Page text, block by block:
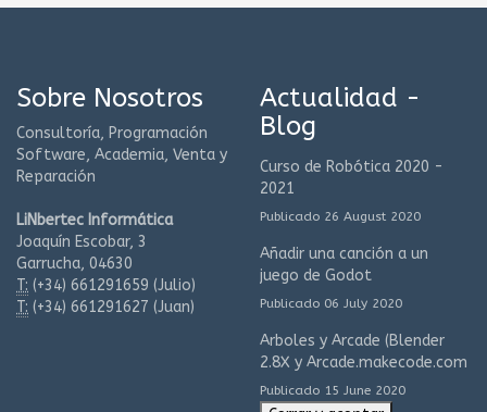
Sobre Nosotros
Consultoría, Programación
Software, Academia, Venta y
Reparación
LiNbertec Informática
Joaquín Escobar, 3
Garrucha, 04630
T: (+34) 661291659 (Julio)
T: (+34) 661291627 (Juan)
Actualidad -
Blog
Curso de Robótica 2020 -
2021
Publicado 26 August 2020
Añadir una canción a un
juego de Godot
Publicado 06 July 2020
Arboles y Arcade (Blender
2.8X y Arcade.makecode.com
Publicado 15 June 2020